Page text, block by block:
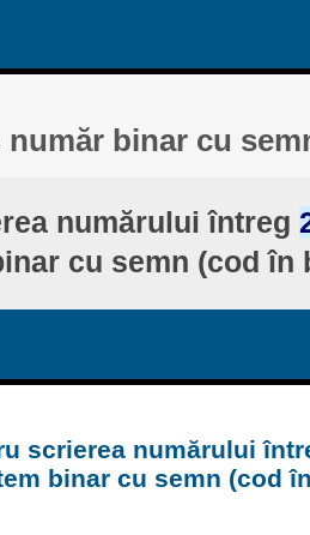
număr binar cu
numărului întreg
cu semn (cod în
scrierea numărului
binar cu semn (cod